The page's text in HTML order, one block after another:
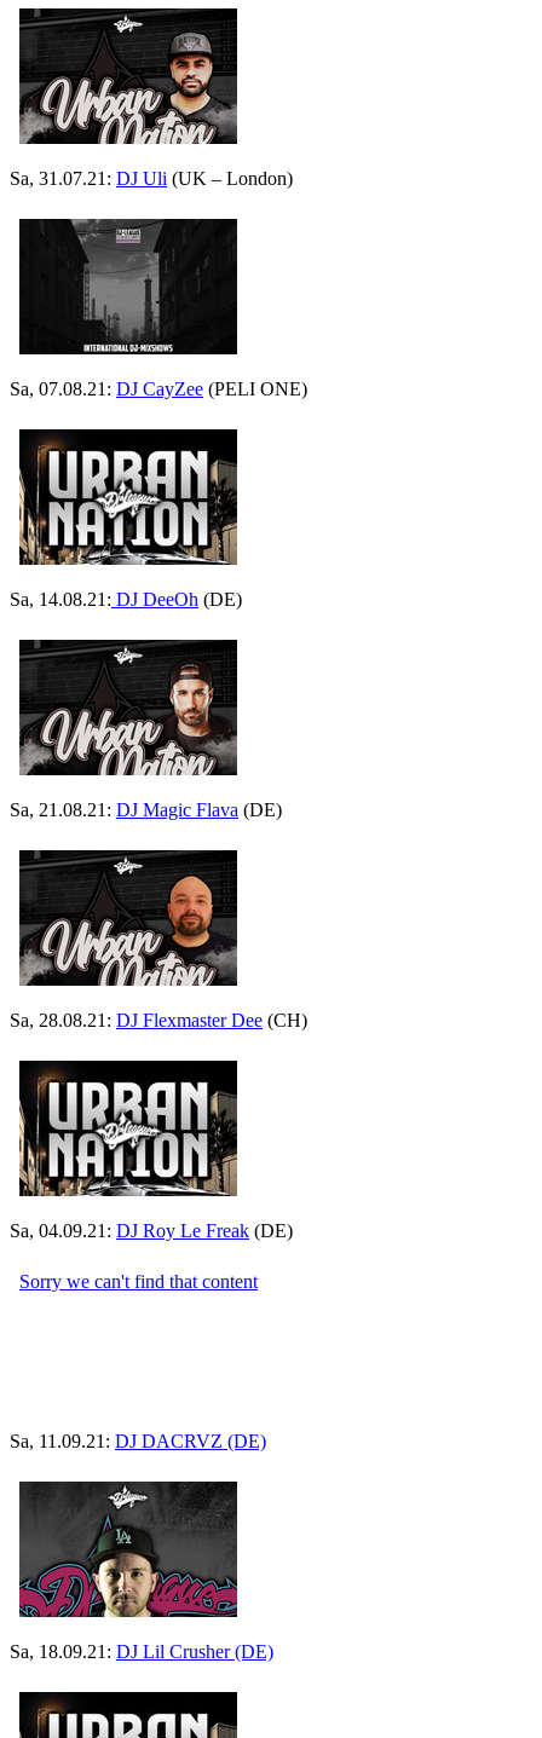
Sa, 31.07.21: DJ Uli (UK – London)
Sa, 07.08.21: DJ CayZee (PELI ONE)
Sa, 14.08.21: DJ DeeOh (DE)
Sa, 21.08.21: DJ Magic Flava (DE)
Sa, 28.08.21: DJ Flexmaster Dee (CH)
Sa, 04.09.21: DJ Roy Le Freak (DE)
Sa, 11.09.21: DJ DACRVZ (DE)
Sa, 18.09.21: DJ Lil Crusher (DE)